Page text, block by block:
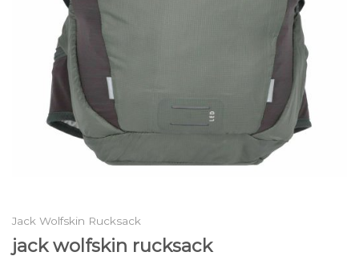
Jack Wolfskin Rucksack
jack wolfskin rucksack